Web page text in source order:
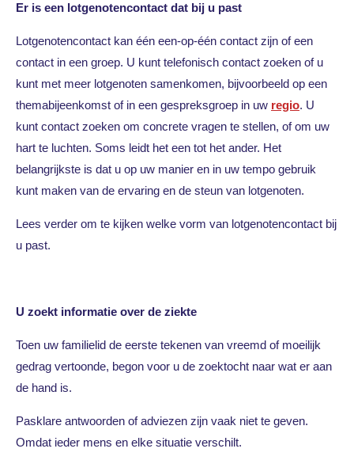
Er is een lotgenotencontact dat bij u past
Lotgenotencontact kan één een-op-één contact zijn of een
contact in een groep. U kunt telefonisch contact zoeken of u
kunt met meer lotgenoten samenkomen, bijvoorbeeld op een
themabijeenkomst of in een gespreksgroep in uw regio. U
kunt contact zoeken om concrete vragen te stellen, of om uw
hart te luchten. Soms leidt het een tot het ander. Het
belangrijkste is dat u op uw manier en in uw tempo gebruik
kunt maken van de ervaring en de steun van lotgenoten.
Lees verder om te kijken welke vorm van lotgenotencontact bij
u past.
U zoekt informatie over de ziekte
Toen uw familielid de eerste tekenen van vreemd of moeilijk
gedrag vertoonde, begon voor u de zoektocht naar wat er aan
de hand is.
Pasklare antwoorden of adviezen zijn vaak niet te geven.
Omdat ieder mens en elke situatie verschilt.